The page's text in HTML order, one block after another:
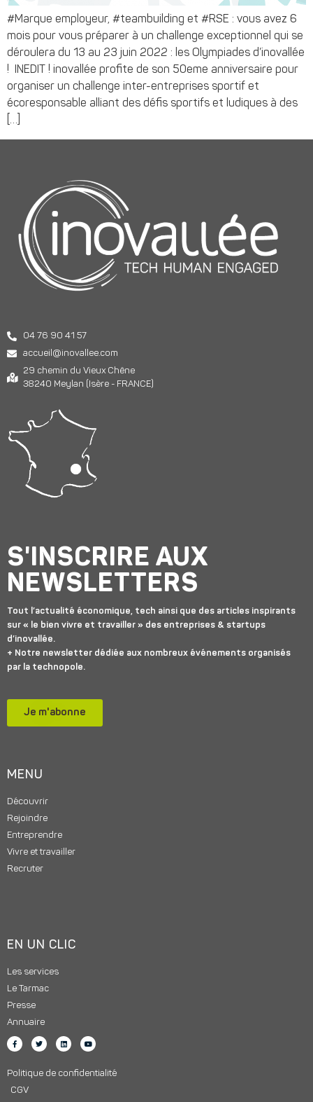
#Marque employeur, #teambuilding et #RSE : vous avez 6
mois pour vous préparer à un challenge exceptionnel qui se
déroulera du 13 au 23 juin 2022 : les Olympiades d’inovallée
! INEDIT ! inovallée profite de son 50eme anniversaire pour
organiser un challenge inter-entreprises sportif et
écoresponsable alliant des défis sportifs et ludiques à des
[…]
04 76 90 41 57
accueil@inovallee.com
29 chemin du Vieux Chêne
38240 Meylan (Isère - FRANCE)
S'INSCRIRE AUX
NEWSLETTERS
Tout l’actualité économique, tech ainsi que des articles inspirants
sur « le bien vivre et travailler » des entreprises & startups
d’inovallée.
+ Notre newsletter dédiée aux nombreux événements organisés
par la technopole.
Je m'abonne
MENU
Découvrir
Rejoindre
Entreprendre
Vivre et travailler
Recruter
EN UN CLIC
Les services
Le Tarmac
Presse
Annuaire
Politique de confidentialité
CGV